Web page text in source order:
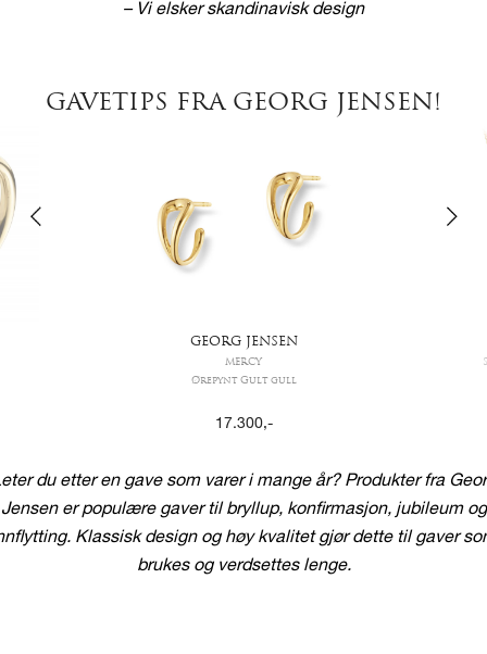
– Vi elsker skandinavisk design
GAVETIPS FRA GEORG JENSEN!
GEORG JENSEN
MERCY
Ørepynt Gult gull
17.300,-
du etter en gave som varer i mange år? Produkter fra
Jensener populære gaver til bryllup, konfirmasjon, jubileum og
Klassisk design og høy kvalitet gjør dette til gaver
brukes og verdsettes lenge.